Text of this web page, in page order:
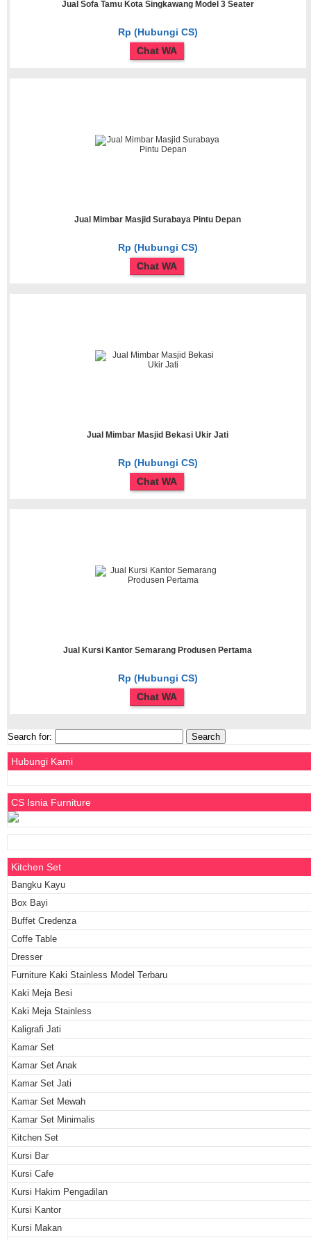
Jual Sofa Tamu Kota Singkawang Model 3 Seater
Rp (Hubungi CS)
Chat WA
Jual Mimbar Masjid Surabaya Pintu Depan
Rp (Hubungi CS)
Chat WA
Jual Mimbar Masjid Bekasi Ukir Jati
Rp (Hubungi CS)
Chat WA
Jual Kursi Kantor Semarang Produsen Pertama
Rp (Hubungi CS)
Chat WA
Search for:
Hubungi Kami
CS Isnia Furniture
Kitchen Set
Bangku Kayu
Box Bayi
Buffet Credenza
Coffe Table
Dresser
Furniture Kaki Stainless Model Terbaru
Kaki Meja Besi
Kaki Meja Stainless
Kaligrafi Jati
Kamar Set
Kamar Set Anak
Kamar Set Jati
Kamar Set Mewah
Kamar Set Minimalis
Kitchen Set
Kursi Bar
Kursi Cafe
Kursi Hakim Pengadilan
Kursi Kantor
Kursi Makan